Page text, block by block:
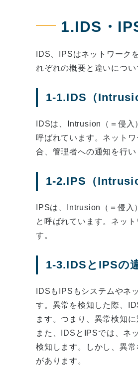
1.IDS・
IDS、IPSはネットワーク
れぞれの概要と違いにつ
1-1.IDS（
IDSは、Intrusion（＝侵
呼ばれています。ネット
合、管理者への通知を行い
1-2.IPS（
IPSは、Intrusion（＝侵
と呼ばれています。ネッ
す。
1-3.IDSとIPSの
IDSもIPSもシステムやネ
す。異常を検知した際、
ます。つまり、異常検知
また、IDSとIPSでは、ネ
検知します。しかし、異
があります。